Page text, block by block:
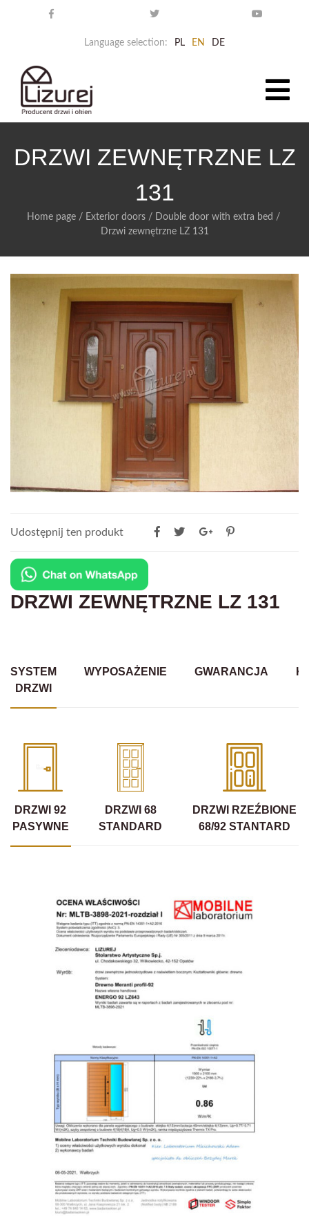
Language selection: PL EN DE
DRZWI ZEWNĘTRZNE LZ
131
Home page/ Exterior doors/ Double door with extra bed /
Drzwi zewnętrzne LZ 131
Udostępnij ten produkt
DRZWI ZEWNĘTRZNE LZ 131
SYSTEM
DRZWI
WYPOSAŻENIE GWARANCJA
DRZWI 92
PASYWNE
DRZWI 68
STANDARD
DRZWI RZEŹBIONE
68/92 STANTARD